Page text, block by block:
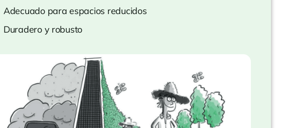
Adecuado para espacios reducidos
Duradero y robusto